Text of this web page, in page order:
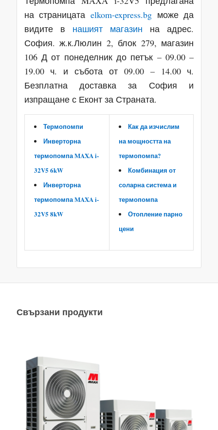
на страницата elkom-express.bg може да
видите в нашият магазин на адрес.
София. ж.к.Люлин 2, блок 279, магазин
106 Д от понеделник до петък – 09.00 –
19.00 ч. и събота от 09.00 – 14.00 ч.
Безплатна доставка за София и
изпращане с Еконт за Страната.
Термопомпи
Инверторна
термопомпа MAXA i-
32V5 6kW
Инверторна
термопомпа MAXA i-
32V5 8kW
Как да изчислим
на мощността на
термопомпа?
Комбинация от
соларна система и
термопомпа
Отопление парно
цени
Свързани продукти